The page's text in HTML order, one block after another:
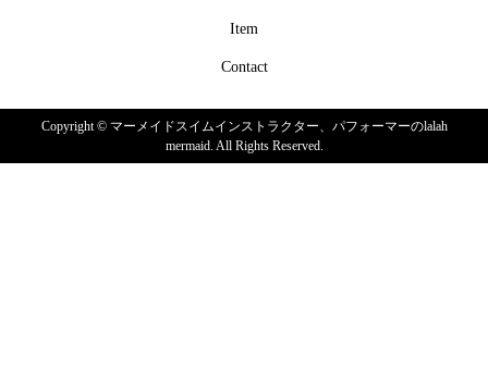
Item
Contact
Copyright ©マーメイドスイムインストラクター、パフォーマーのlalah
mermaid. All Rights Reserved.